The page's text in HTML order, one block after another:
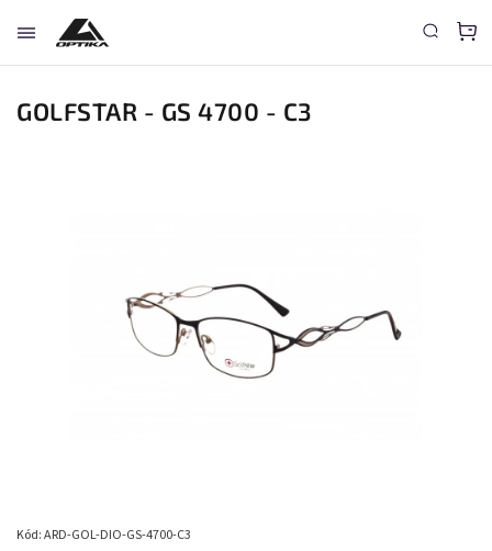
GOLFSTAR - GS 4700 - C3
Kód:ARD-GOL-DIO-GS-4700-C3